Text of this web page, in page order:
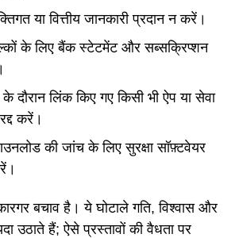
या वित्तीय जानकारी प्रदान न करें।
के लिए बैंक स्टेटमेंट और सब्सक्रिप्शन
दौरान लिंक किए गए किसी भी ऐप या सेवा
करें।
की जांच के लिए सुरक्षा सॉफ़्टवेयर
बचाव है। ये घोटाले गति, विश्वास और
उठाते हैं; ऐसे प्रस्तावों की वैधता पर